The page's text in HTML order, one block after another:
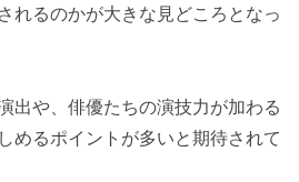
れるのかが大きな見どころとなっ
出や、俳優たちの演技力が加わる
めるポイントが多いと期待されて